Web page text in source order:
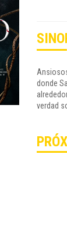
donde
verdad